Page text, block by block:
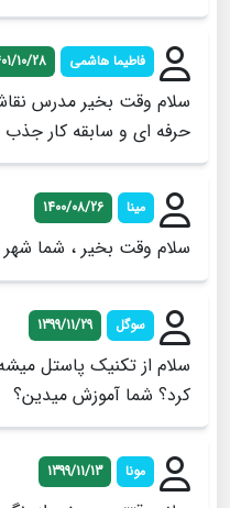
فاطیما هاشمی 10/28
سلام وقت بخیر مدرس
حرفه ای و سابقه کار جذب
مينا 1400/08/26
سلام وقت بخير ، شما
سوگل 1399/11/29
سلام از تکنیک پاستل
کرد؟ شما آموزش میدین؟
مونا 1399/11/13